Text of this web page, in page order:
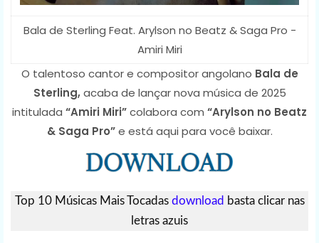
Bala de Sterling Feat. Arylson no Beatz & Saga Pro -
Amiri Miri
O talentoso cantor e compositor angolano Bala de
Sterling,acaba de lançar nova música de 2025
intitulada “Amiri Miri”colabora com “Arylson no Beatz
& Saga Pro”e está aqui para você baixar.
Top 10 Músicas Mais Tocadas download basta clicar nas
letras azuis